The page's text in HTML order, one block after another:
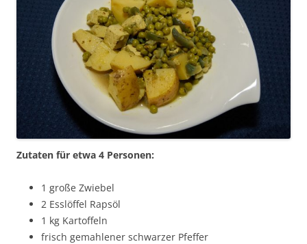
Zutaten für etwa 4 Personen:
1 große Zwiebel
2 Esslöffel Rapsöl
1 kg Kartoffeln
frisch gemahlener schwarzer Pfeffer